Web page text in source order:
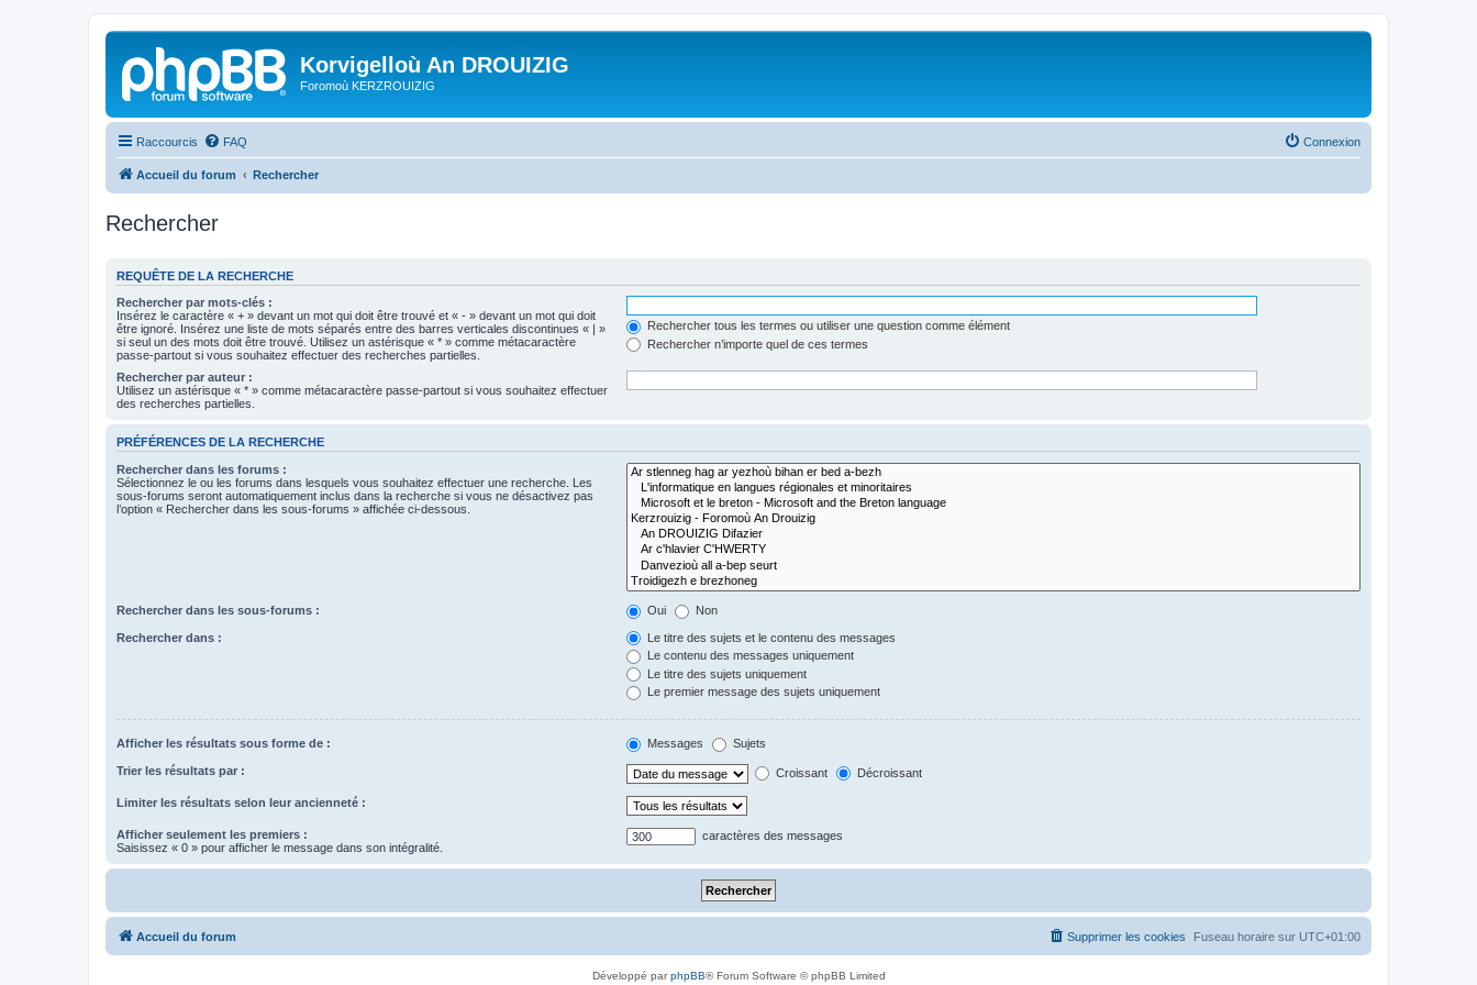
Korvigelloù An DROUIZIG
Foromoù KERZROUIZIG
Raccourcis FAQ Connexion
Accueil du forum Rechercher
Rechercher
REQUÊTE DE LA RECHERCHE
Rechercher par mots-clés :
Insérez le caractère « + » devant un mot qui doit être trouvé et « - » devant un mot qui doit
être ignoré. Insérez une liste de mots séparés entre des barres verticales discontinues « | »
si seul un des mots doit être trouvé. Utilisez un astérisque « * » comme métacaractère
passe-partout si vous souhaitez effectuer des recherches partielles.
Rechercher tous les termes ou utiliser une question comme élément
Rechercher n’importe quel de ces termes
Rechercher par auteur :
Utilisez un astérisque « * » comme métacaractère passe-partout si vous souhaitez effectuer
des recherches partielles.
PRÉFÉRENCES DE LA RECHERCHE
Rechercher dans les forums :
Sélectionnez le ou les forums dans lesquels vous souhaitez effectuer une recherche. Les
sous-forums seront automatiquement inclus dans la recherche si vous ne désactivez pas
l’option « Rechercher dans les sous-forums » affichée ci-dessous.
Rechercher dans les sous-forums : Oui Non
Rechercher dans :
Le titre des sujets et le contenu des messages
Le contenu des messages uniquement
Le titre des sujets uniquement
Le premier message des sujets uniquement
Afficher les résultats sous forme de : Messages Sujets
Trier les résultats par : Croissant Décroissant
Limiter les résultats selon leur ancienneté :
Afficher seulement les premiers :
Saisissez « 0 » pour afficher le message dans son intégralité.
caractères des messages
Accueil du forum Fuseau horaire sur UTC+01:00
Supprimer les cookies
Développé parphpBB® Forum Software © phpBB Limited